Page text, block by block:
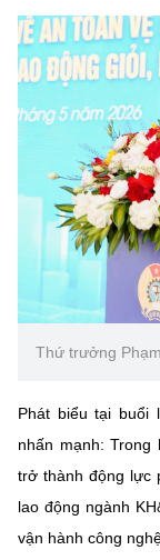
Tiêu chuẩn,
Năng lượng
Tin tổng hợp
Tin địa
Chuyển đổi số
Bưu chính,
Sở hữu trí tuệ
Tiêu chuẩn,
Năng lượng
Khác
Videos
Infographic
Nhiệm vụ trọng
Thứ trưởng
Phát biểu tại buổi
nhấn mạnh:
trở thành động lực
lao động ngành
vận hành công